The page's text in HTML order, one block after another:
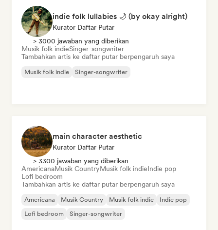
indie folk lullabies 🌙 (by okay alright)
Kurator Daftar Putar
> 3000 jawaban yang diberikan
Musik folk indieSinger-songwriter
Tambahkan artis ke daftar putar berpengaruh saya
Musik folk indie Singer-songwriter
main character aesthetic
Kurator Daftar Putar
> 3300 jawaban yang diberikan
AmericanaMusik CountryMusik folk indieIndie pop
Lofi bedroom
Tambahkan artis ke daftar putar berpengaruh saya
Americana Musik Country Musik folk indie
Indie pop
Lofi bedroom
Singer-songwriter